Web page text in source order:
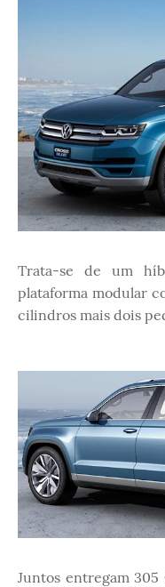
Trata-se de um
plataforma modular
cilindros mais dois
Juntos entregam